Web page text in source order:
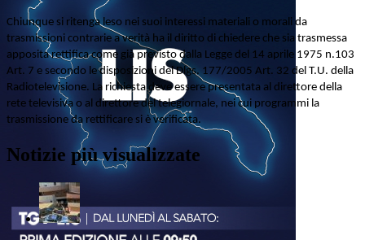
Chiunque si ritenga leso nei suoi interessi materiali o morali da
trasmissioni contrarie a verità ha il diritto di chiedere che sia trasmessa
apposita rettifica come già previsto dalla Legge del 14 aprile 1975 n.103
Art. 7 e secondo le disposizioni del Dlgs. 177/2005 Art. 32 del T.U. della
Radiotelevisione. La richiesta deve essere presentata al direttore della
rete televisiva o al direttore del telegiornale, nei cui programmi la
trasmissione da rettificare si è verificata.
Notizie più visualizzate